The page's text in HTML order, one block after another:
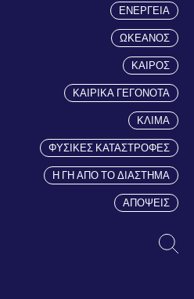
ΕΝΕΡΓΕΙΑ
ΩΚΕΑΝΟΣ
ΚΑΙΡΟΣ
ΚΑΙΡΙΚΑ ΓΕΓΟΝΟΤΑ
ΚΛΙΜΑ
ΦΥΣΙΚΕΣ ΚΑΤΑΣΤΡΟΦΕΣ
Η ΓΗ ΑΠΟ ΤΟ ΔΙΑΣΤΗΜΑ
ΑΠΟΨΕΙΣ